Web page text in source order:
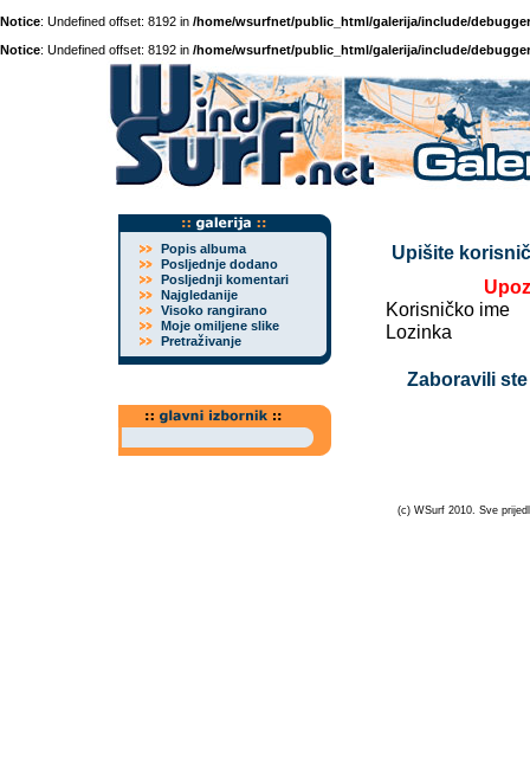
Notice: Undefined offset: 8192 in /home/wsurfnet/public_html/galerija/include/
Notice: Undefined offset: 8192 in /home/wsurfnet/public_html/galerija/include/
Popis albuma
Posljednje dodano
Posljednji komentari
Najgledanije
Visoko rangirano
Moje omiljene slike
Pretraživanje
Upišite
Korisničko ime
Lozinka
Zaboravili
(c) WSurf 2010. Sve